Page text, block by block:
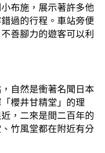
布施，展示著許多他
過的行程。車站旁便
善腳力的遊客可以利
自然是衝著名聞日本
櫻井甘精堂」的理
，二來是間二百年的
竹風堂都在附近有分